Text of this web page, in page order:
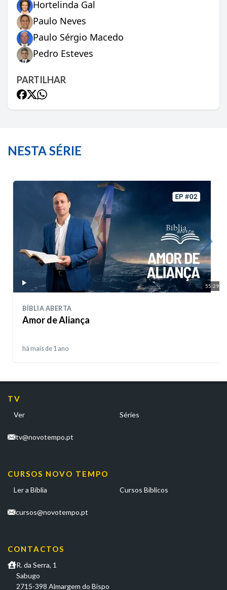
Hortelinda Gal
Paulo Neves
Paulo Sérgio Macedo
Pedro Esteves
PARTILHAR
NESTA SÉRIE
55:29
BÍBLIA ABERTA
Amor de Aliança
há mais de 1 ano
TV
Ver Séries
tv@novotempo.pt
CURSOS NOVO TEMPO
Ler a Bíblia Cursos Bíblicos
cursos@novotempo.pt
CONTACTOS
R. da Serra, 1
Sabugo
2715-398 Almargem do Bispo